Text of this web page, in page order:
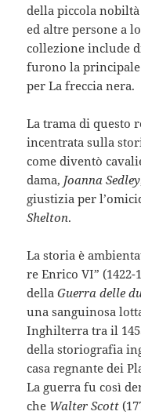
della piccola
ed altre persone a
collezione include
furono la
per La freccia nera.
La trama di questo
incentrata sulla
come diventò
dama, Joanna Sedley
giustizia per
Shelton.
La storia è
re Enrico VI” (1422-
dellaGuerra delle
una sanguinosa
Inghilterra tra il
della storiografia
casa regnante dei
La guerra fu così
che Walter Scott